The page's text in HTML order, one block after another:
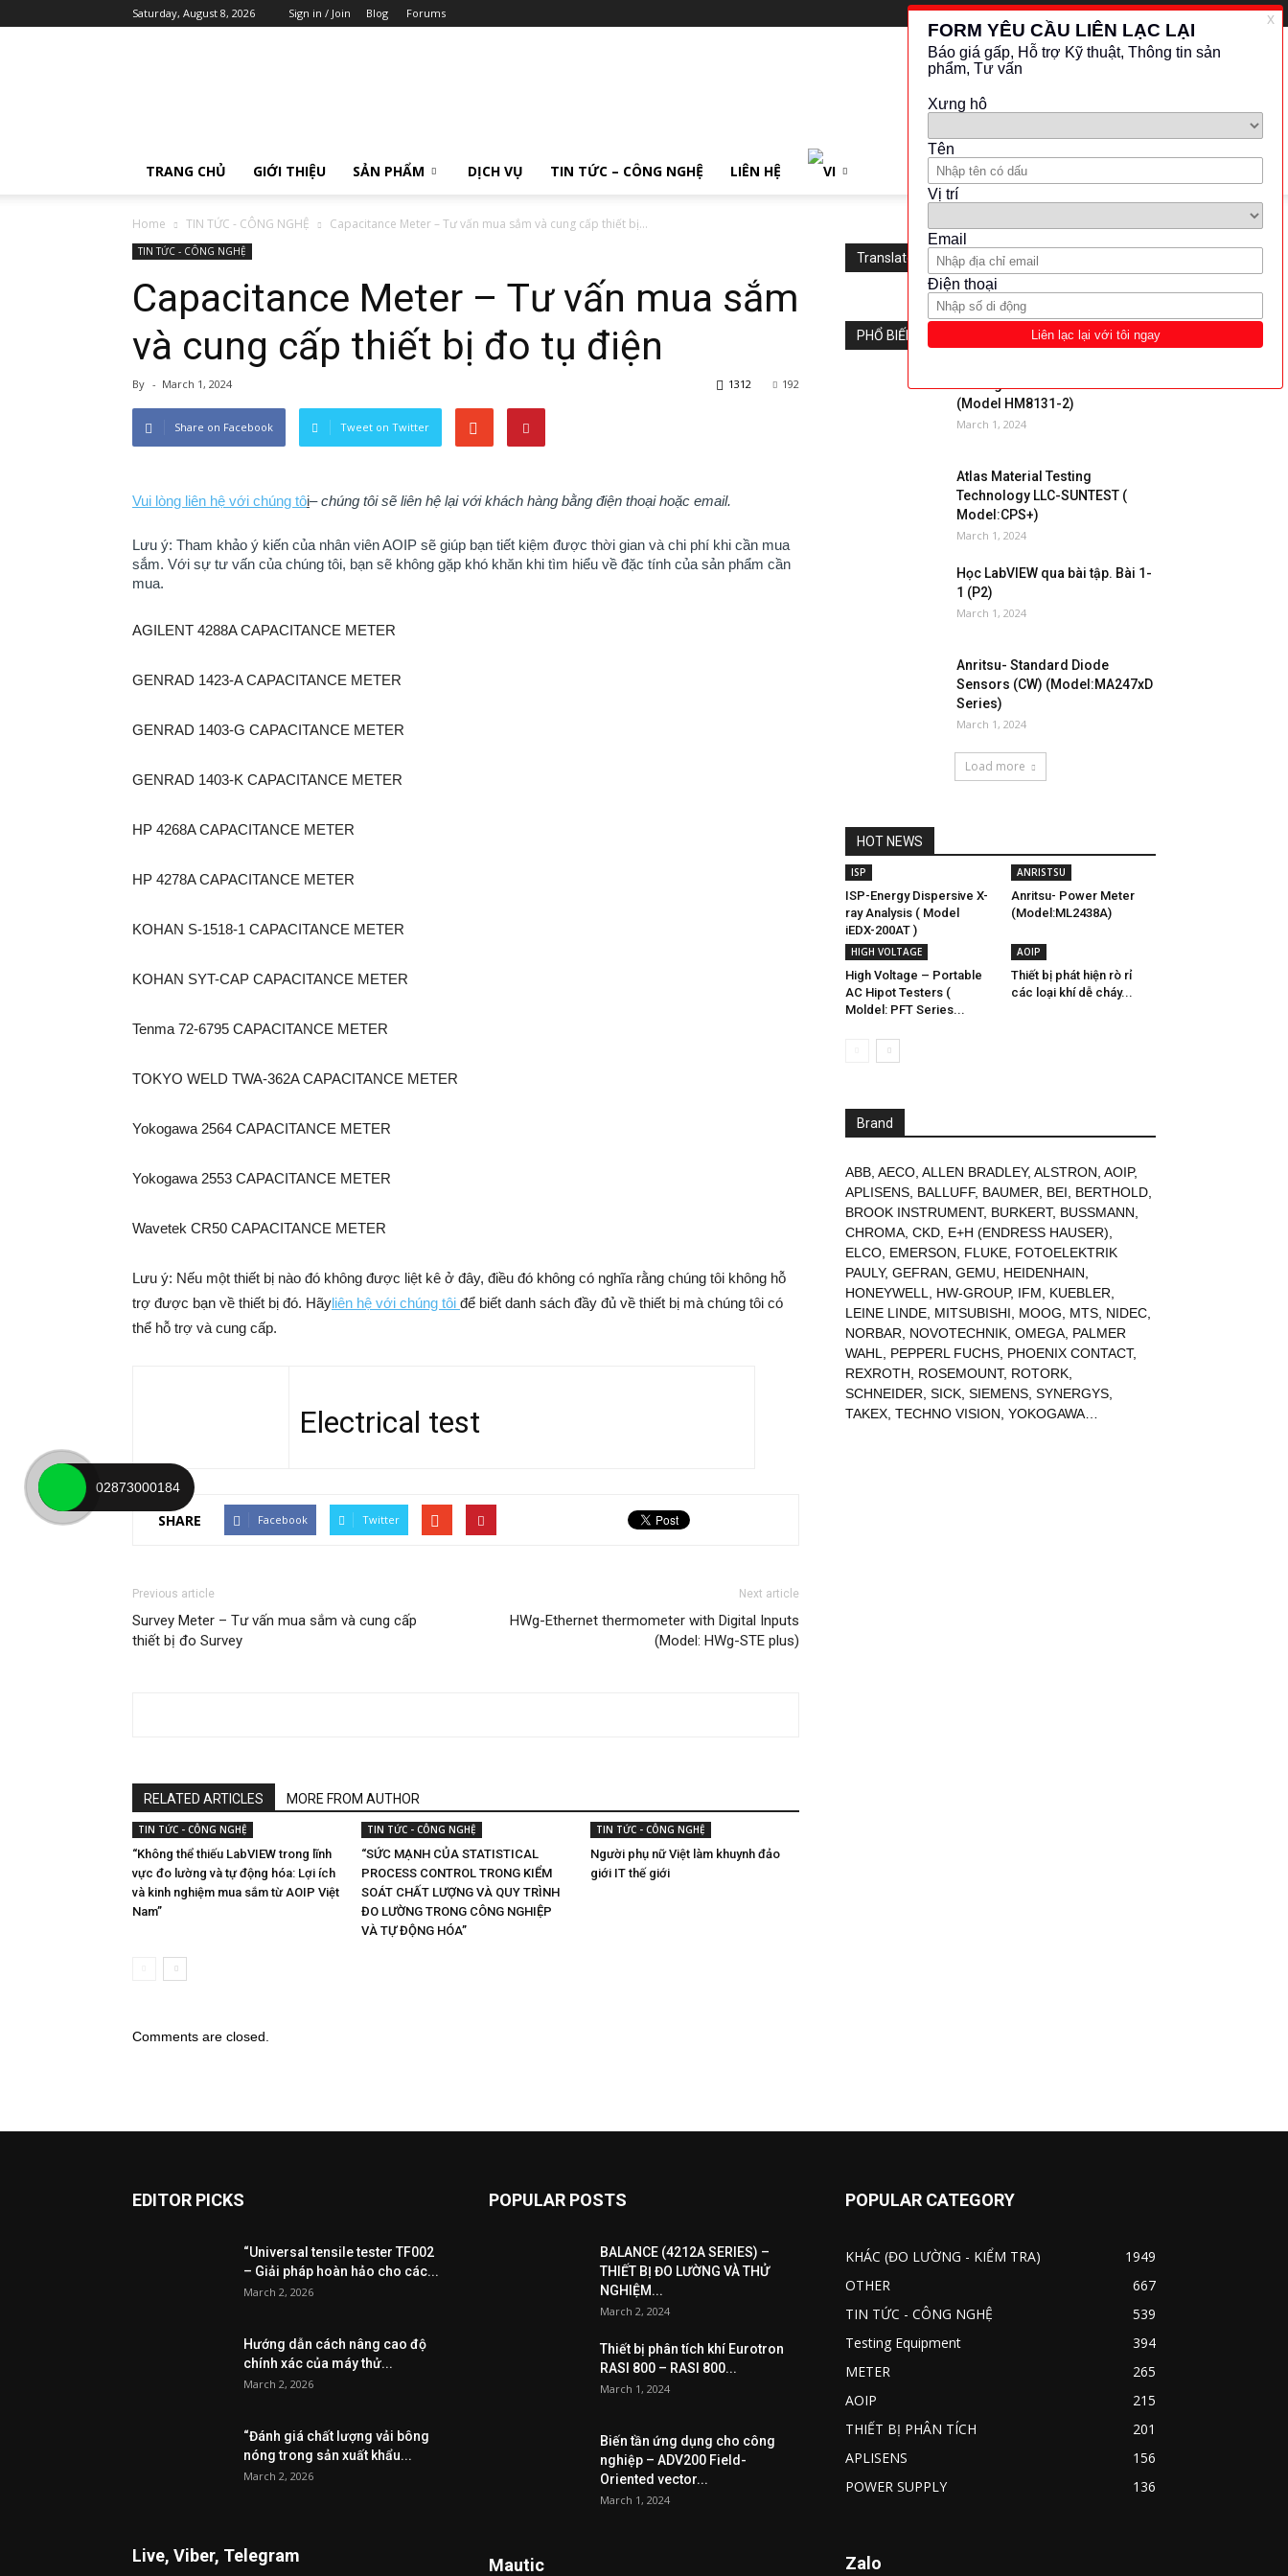
Saturday, August 8, 2026 Sign in / Join Blog Forums
TRANG CHỦ GIỚI THIỆU SẢN PHẨM DỊCH VỤ TIN TỨC – CÔNG NGHỆ LIÊN HỆ
Home TIN TỨC - CÔNG NGHỆ Capacitance Meter – Tư vấn mua sắm và cung cấp thiết bị...
TIN TỨC - CÔNG NGHỆ
Capacitance Meter – Tư vấn mua sắm
và cung cấp thiết bị đo tụ điện
By - March 1, 2024 192
1312
Share on Facebook Tweet on Twitter
Vui lòng liên hệ với chúng tôi– chúng tôi sẽ liên hệ lại với khách hàng bằng điện thoại hoặc email.
Lưu ý: Tham khảo ý kiến của nhân viên AOIP sẽ giúp bạn tiết kiệm được thời gian và chi phí khi cần mua
sắm. ​​Với sự tư vấn của chúng tôi, bạn sẽ không gặp khó khăn khi tìm hiểu về đặc tính của sản phẩm cần
mua.
AGILENT 4288A CAPACITANCE METER
GENRAD 1423-A CAPACITANCE METER
GENRAD 1403-G CAPACITANCE METER
GENRAD 1403-K CAPACITANCE METER
HP 4268A CAPACITANCE METER
HP 4278A CAPACITANCE METER
KOHAN S-1518-1 CAPACITANCE METER
KOHAN SYT-CAP CAPACITANCE METER
Tenma 72-6795 CAPACITANCE METER
TOKYO WELD TWA-362A CAPACITANCE METER
Yokogawa 2564 CAPACITANCE METER
Yokogawa 2553 CAPACITANCE METER
Wavetek CR50 CAPACITANCE METER
Lưu ý: Nếu một thiết bị nào đó không được liệt kê ở đây, điều đó không có nghĩa rằng chúng tôi không hỗ
trợ được bạn về thiết bị đó. Hãyliên hệ với chúng tôi để biết danh sách đầy đủ về thiết bị mà chúng tôi có
thể hỗ trợ và cung cấp.
Electrical test
SHARE Facebook Twitter
Previous article
Survey Meter – Tư vấn mua sắm và cung cấp
thiết bị đo Survey
Next article
HWg-Ethernet thermometer with Digital Inputs
(Model: HWg-STE plus)
RELATED ARTICLES MORE FROM AUTHOR
TIN TỨC - CÔNG NGHỆ
“Không thể thiếu LabVIEW trong lĩnh
vực đo lường và tự động hóa: Lợi ích
và kinh nghiệm mua sắm từ AOIP Việt
Nam”
TIN TỨC - CÔNG NGHỆ
“SỨC MẠNH CỦA STATISTICAL
PROCESS CONTROL TRONG KIỂM
SOÁT CHẤT LƯỢNG VÀ QUY TRÌNH
ĐO LƯỜNG TRONG CÔNG NGHIỆP
VÀ TỰ ĐỘNG HÓA”
TIN TỨC - CÔNG NGHỆ
Người phụ nữ Việt làm khuynh đảo
giới IT thế giới
Comments are closed.
Translate this website
PHỔ BIẾN
(Model HM8131-2)
March 1, 2024
Atlas Material Testing
Technology LLC-SUNTEST (
Model:CPS+)
March 1, 2024
Học LabVIEW qua bài tập. Bài 1-
1 (P2)
March 1, 2024
Anritsu- Standard Diode
Sensors (CW) (Model:MA247xD
Series)
March 1, 2024
Load more
HOT NEWS
ISP
ISP-Energy Dispersive X-
ray Analysis ( Model
iEDX-200AT )
ANRISTSU
Anritsu- Power Meter
(Model:ML2438A)
HIGH VOLTAGE
High Voltage – Portable
AC Hipot Testers (
Moldel: PFT Series...
AOIP
Thiết bị phát hiện rò rỉ
các loại khí dễ cháy...
Brand
ABB AECO ALLEN BRADLEY, ALSTRON AOIP,
APLISENS BALLUFF, BAUMER BEI BERTHOLD
BROOK INSTRUMENT, BURKERT, BUSSMANN
CHROMA CKD E+H (ENDRESS HAUSER)
ELCO EMERSON FLUKE FOTOELEKTRIK
PAULY, GEFRAN GEMU HEIDENHAIN
HONEYWELL
HW-GROUP, IFM KUEBLER
LEINE LINDE MITSUBISHI MOOG MTS NIDEC
NORBAR
NOVOTECHNIK OMEGA PALMER
WAHL
PEPPERL FUCHS PHOENIX CONTACT,
REXROTH
ROSEMOUNT, ROTORK
SCHNEIDER SICK SIEMENS SYNERGYS
TAKEX TECHNO VISION YOKOGAWA
EDITOR PICKS
“Universal tensile tester TF002
– Giải pháp hoàn hảo cho các...
March 2, 2026
Hướng dẫn cách nâng cao độ
chính xác của máy thử...
March 2, 2026
“Đánh giá chất lượng vải bông
nóng trong sản xuất khẩu...
March 2, 2026
Live, Viber, Telegram
POPULAR POSTS
BALANCE (4212A SERIES) –
THIẾT BỊ ĐO LƯỜNG VÀ THỬ
NGHIỆM...
March 2, 2024
Thiết bị phân tích khí Eurotron
RASI 800 – RASI 800...
March 1, 2024
Biến tần ứng dụng cho công
nghiệp – ADV200 Field-
Oriented vector...
March 1, 2024
Mautic
POPULAR CATEGORY
KHÁC (ĐO LƯỜNG - KIỂM TRA)
1949
OTHER
667
TIN TỨC - CÔNG NGHỆ
539
Testing Equipment
394
METER
265
AOIP
215
THIẾT BỊ PHÂN TÍCH
201
APLISENS
156
POWER SUPPLY
136
Zalo
02873000184